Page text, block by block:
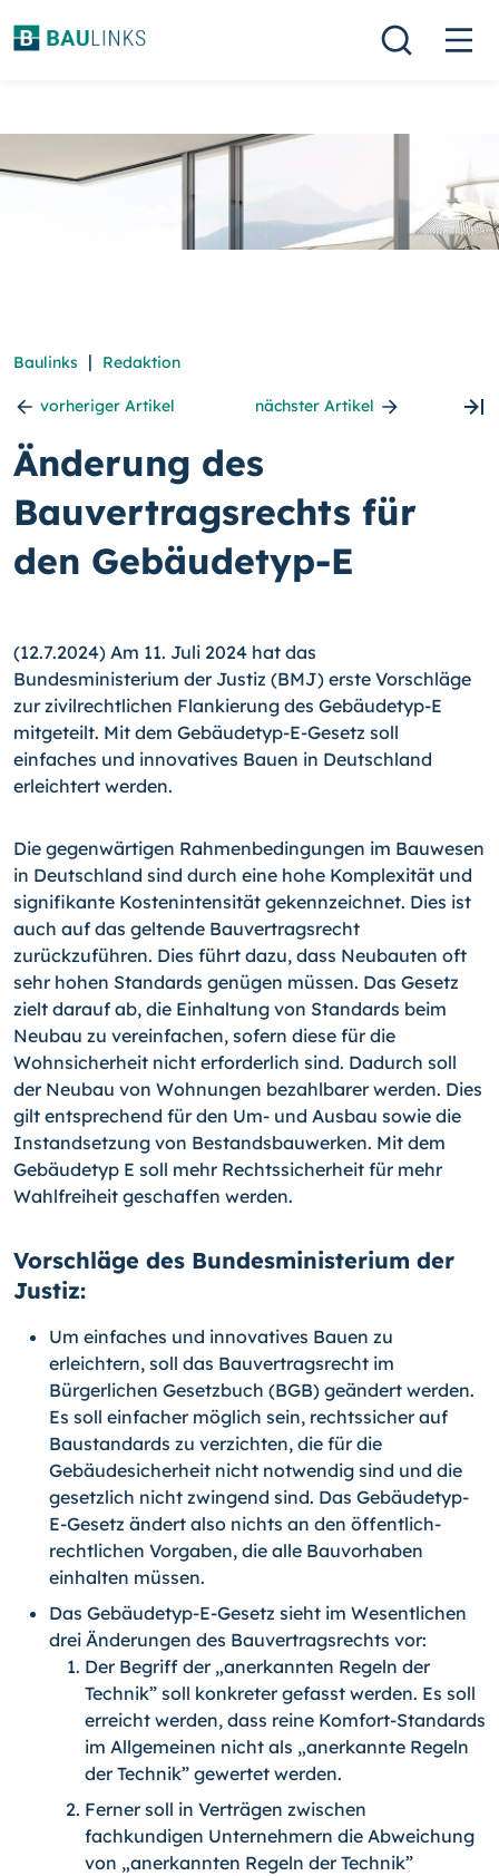
Baulinks | Redaktion
vorheriger Artikel nächster Artikel
Änderung des
Bauvertragsrechts für
den Gebäudetyp-E
(12.7.2024) Am 11. Juli 2024 hat das
Bundesministerium der Justiz (BMJ) erste Vorschläge
zur zivilrechtlichen Flankierung des Gebäudetyp-E
mitgeteilt. Mit dem Gebäudetyp-E-Gesetz soll
einfaches und innovatives Bauen in Deutschland
erleichtert werden.
Die gegenwärtigen Rahmenbedingungen im Bauwesen
in Deutschland sind durch eine hohe Komplexität und
signifikante Kostenintensität gekennzeichnet. Dies ist
auch auf das geltende Bauvertragsrecht
zurückzuführen. Dies führt dazu, dass Neubauten oft
sehr hohen Standards genügen müssen. Das Gesetz
zielt darauf ab, die Einhaltung von Standards beim
Neubau zu vereinfachen, sofern diese für die
Wohnsicherheit nicht erforderlich sind. Dadurch soll
der Neubau von Wohnungen bezahlbarer werden. Dies
gilt entsprechend für den Um- und Ausbau sowie die
Instandsetzung von Bestandsbauwerken. Mit dem
Gebäudetyp E soll mehr Rechtssicherheit für mehr
Wahlfreiheit geschaffen werden.
Vorschläge des Bundesministerium der
Justiz:
Um einfaches und innovatives Bauen zu
erleichtern, soll das Bauvertragsrecht im
Bürgerlichen Gesetzbuch (BGB) geändert werden.
Es soll einfacher möglich sein, rechtssicher auf
Baustandards zu verzichten, die für die
Gebäudesicherheit nicht notwendig sind und die
gesetzlich nicht zwingend sind. Das Gebäudetyp-
E-Gesetz ändert also nichts an den öffentlich-
rechtlichen Vorgaben, die alle Bauvorhaben
einhalten müssen.
Das Gebäudetyp-E-Gesetz sieht im Wesentlichen
drei Änderungen des Bauvertragsrechts vor:
Der Begriff der „anerkannten Regeln der
Technik” soll konkreter gefasst werden. Es soll
erreicht werden, dass reine Komfort-Standards
im Allgemeinen nicht als „anerkannte Regeln
der Technik” gewertet werden.
Ferner soll in Verträgen zwischen
fachkundigen Unternehmern die Abweichung
von „anerkannten Regeln der Technik”